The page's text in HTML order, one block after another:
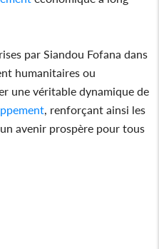
par Siandou Fofana dans
humanitaires ou
une véritable dynamique de
, renforçant ainsi les
avenir prospère pour tous